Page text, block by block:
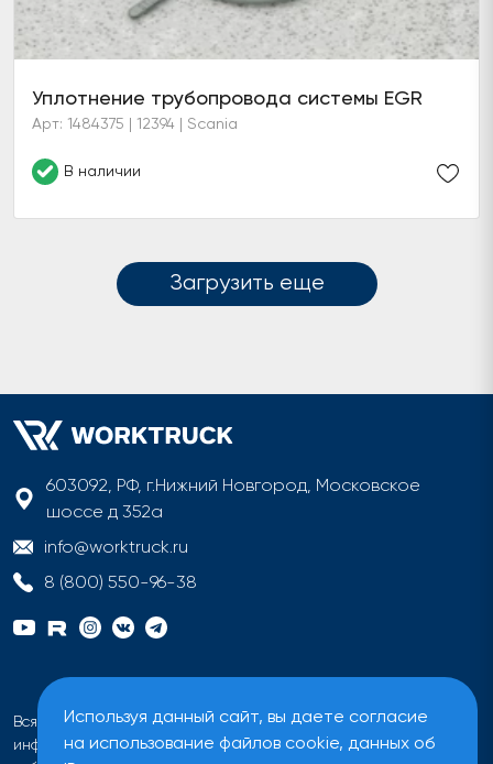
Используя данный сайт, вы даете согласие
на использование файлов cookie, данных об
Уплотнение трубопровода системы EGR
Арт: 1484375 | 12394 | Scania
В наличии
Загрузить еще
603092, РФ, г.Нижний Новгород, Московское
шоссе д 352а
info@worktruck.ru
8 (800) 550-96-38
Вся информация на сайте имеет исключительно
информационный характер и не может быть определена как